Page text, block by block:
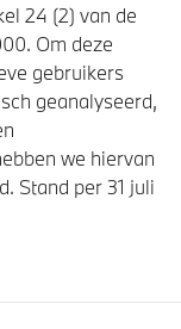
24 (2) van de
Om deze
gebruikers
geanalyseerd,
we hiervan
Stand per 31 juli